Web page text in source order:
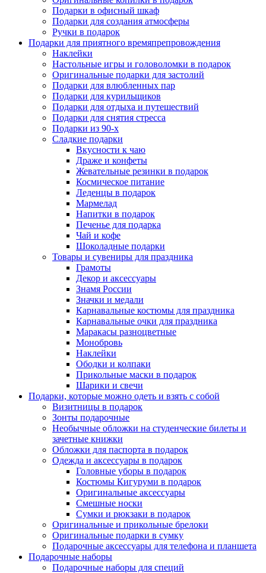
Подарки в офисный шкаф
Подарки для создания атмосферы
Ручки в подарок
Подарки для приятного времяпрепровождения
Наклейки
Настольные игры и головоломки в подарок
Оригинальные подарки для застолий
Подарки для влюбленных пар
Подарки для курильщиков
Подарки для отдыха и путешествий
Подарки для снятия стресса
Подарки из 90-х
Сладкие подарки
Вкусности к чаю
Драже и конфеты
Жевательные резинки в подарок
Космическое питание
Леденцы в подарок
Мармелад
Напитки в подарок
Печенье для подарка
Чай и кофе
Шоколадные подарки
Товары и сувениры для праздника
Грамоты
Декор и аксессуары
Знамя России
Значки и медали
Карнавальные костюмы для праздника
Карнавальные очки для праздника
Маракасы разноцветные
Монобровь
Наклейки
Ободки и колпаки
Прикольные маски в подарок
Шарики и свечи
Подарки, которые можно одеть и взять с собой
Визитницы в подарок
Зонты подарочные
Необычные обложки на студенческие билеты и
зачетные книжки
Обложки для паспорта в подарок
Одежда и аксессуары в подарок
Головные уборы в подарок
Костюмы Кигуруми в подарок
Оригинальные аксессуары
Смешные носки
Сумки и рюкзаки в подарок
Оригинальные и прикольные брелоки
Оригинальные подарки в сумку
Подарочные аксессуары для телефона и планшета
Подарочные наборы
Подарочные наборы для специй